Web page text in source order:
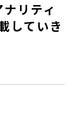
リティ
していき